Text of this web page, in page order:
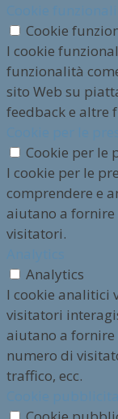
Cookie
I cookie
funzionalità
sito Web su
feedback e altre
Cookie per le
I cookie per le
comprendere e
aiutano a fornire
visitatori.
Analytics
I cookie analitici
visitatori
aiutano a
numero di
traffico, ecc.